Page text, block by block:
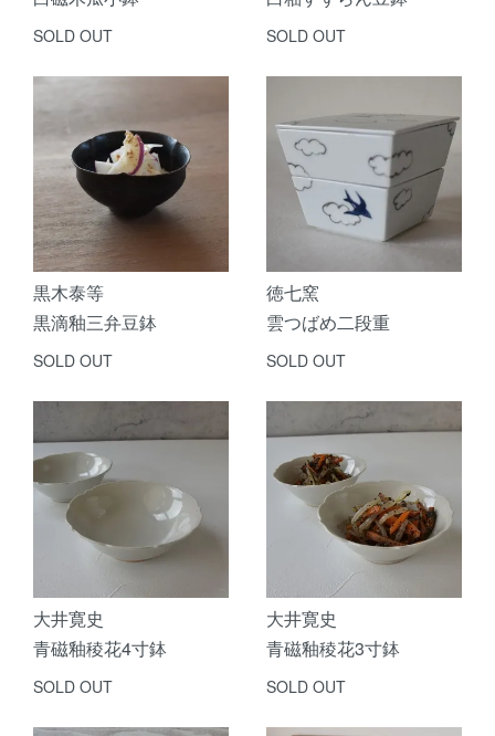
SOLD OUT SOLD OUT
黒木泰等
黒滴釉三弁豆鉢
SOLD OUT
徳七窯
雲つばめ二段重
SOLD OUT
大井寛史
青磁釉稜花4寸鉢
SOLD OUT
大井寛史
青磁釉稜花3寸鉢
SOLD OUT